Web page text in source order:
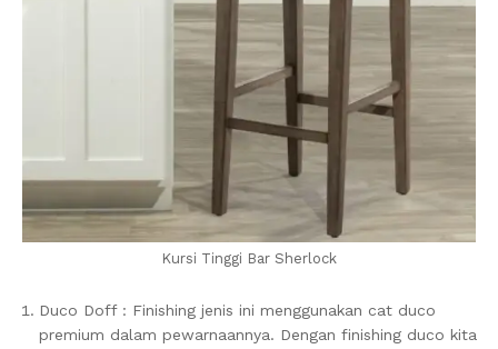
Kursi Tinggi Bar Sherlock
Duco Doff : Finishing jenis ini menggunakan cat duco
premium dalam pewarnaannya. Dengan finishing duco kita